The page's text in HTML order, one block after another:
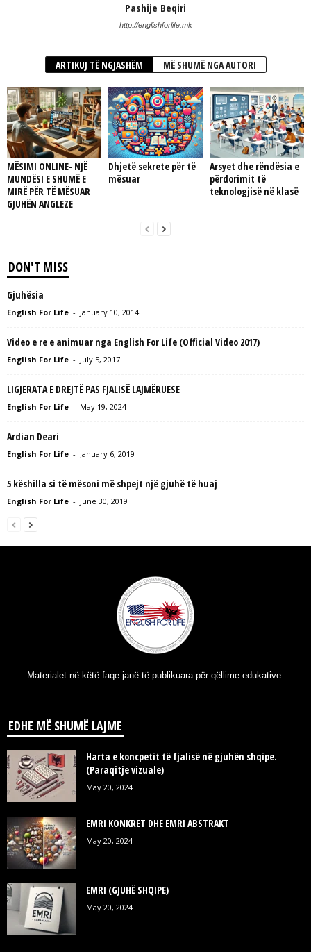
Pashije Beqiri
http://englishforlife.mk
ARTIKUJ TË NGJASHËM MË SHUMË NGA AUTORI
MËSIMI ONLINE- NJË
MUNDËSI E SHUMË E
MIRË PËR TË MËSUAR
GJUHËN ANGLEZE
Dhjetë sekrete për të
mësuar
Arsyet dhe rëndësia e
përdorimit të
teknologjisë në klasë
DON'T MISS
Gjuhësia
English For Life - January 10, 2014
Video e re e animuar nga English For Life (Official Video 2017)
English For Life - July 5, 2017
LIGJERATA E DREJTË PAS FJALISË LAJMËRUESE
English For Life - May 19, 2024
Ardian Deari
English For Life - January 6, 2019
5 këshilla si të mësoni më shpejt një gjuhë të huaj
English For Life - June 30, 2019
Materialet në këtë faqe janë të publikuara për qëllime edukative.
EDHE MË SHUMË LAJME
Harta e koncpetit të fjalisë në gjuhën shqipe.
(Paraqitje vizuale)
May 20, 2024
EMRI KONKRET DHE EMRI ABSTRAKT
May 20, 2024
EMRI (GJUHË SHQIPE)
May 20, 2024